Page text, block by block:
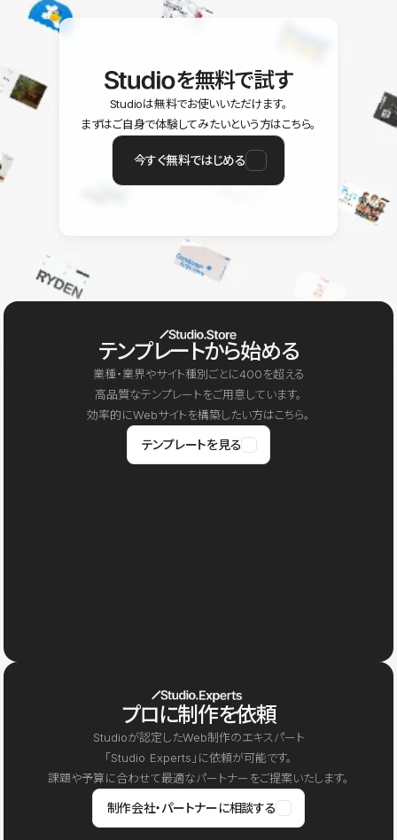
を無料で試す
Studioは無料でお使いいただけます。
まずはご自身で体験してみたいという方はこちら。
今すぐ無料ではじめる
テンプレートから始める
業種・業界やサイト種別ごとに400を超える
高品質なテンプレートをご用意しています。
効率的にWebサイトを構築したい方はこちら。
テンプレートを見る
プロに制作を依頼
Studioが認定したWeb制作のエキスパート
「Studio Experts」に依頼が可能です。
課題や予算に合わせて最適なパートナーをご提案いたします。
制作会社・パートナーに相談する